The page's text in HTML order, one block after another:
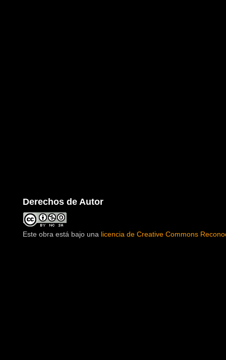
Derechos de Autor
Este obra está bajo una licencia de Creative Commons